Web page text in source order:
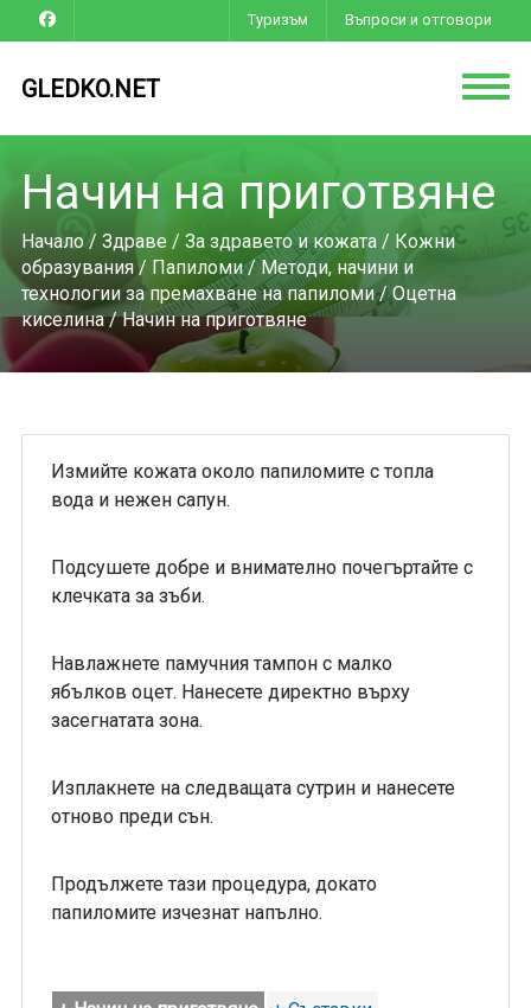
Туризъм Въпроси и отговори
GLEDKO.NET
Начин на приготвяне
Начало/ Здраве/ За здравето и кожата/ Кожни
образувания/ Папиломи/ Методи, начини и
технологии за премахване на папиломи/Оцетна
киселина/ Начин на приготвяне
Измийте кожата около папиломите с топла
вода и нежен сапун.
Подсушете добре и внимателно почегъртайте с
клечката за зъби.
Навлажнете памучния тампон с малко
ябълков оцет. Нанесете директно върху
засегнатата зона.
Изплакнете на следващата сутрин и нанесете
отново преди сън.
Продължете тази процедура, докато
папиломите изчезнат напълно.